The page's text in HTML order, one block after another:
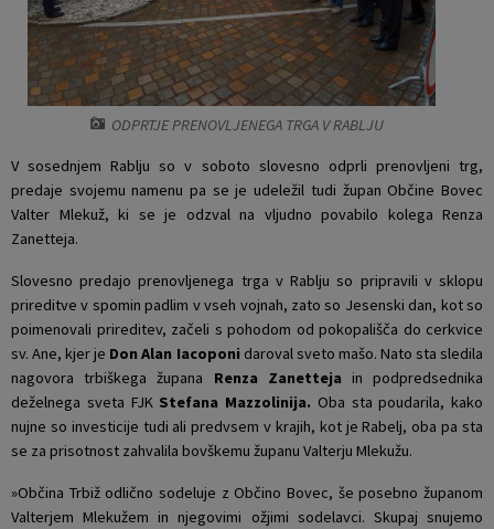
ODPRTJE PRENOVLJENEGA TRGA V RABLJU
V sosednjem Rablju so v soboto slovesno odprli prenovljeni trg,
predaje svojemu namenu pa se je udeležil tudi župan Občine Bovec
Valter Mlekuž, ki se je odzval na vljudno povabilo kolega Renza
Zanetteja.
Slovesno predajo prenovljenega trga v Rablju so pripravili v sklopu
prireditve v spomin padlim v vseh vojnah, zato so Jesenski dan, kot so
poimenovali prireditev, začeli s pohodom od pokopališča do cerkvice
sv. Ane, kjer je Don Alan Iacoponi daroval sveto mašo. Nato sta sledila
nagovora trbiškega župana Renza Zanetteja in podpredsednika
deželnega sveta FJK Stefana Mazzolinija. Oba sta poudarila, kako
nujne so investicije tudi ali predvsem v krajih, kot je Rabelj, oba pa sta
se za prisotnost zahvalila bovškemu županu Valterju Mlekužu.
»Občina Trbiž odlično sodeluje z Občino Bovec, še posebno županom
Valterjem Mlekužem in njegovimi ožjimi sodelavci. Skupaj snujemo
Krajevne skupnosti
Naselja v občini
Organigram
Varstvo osebnih podatkov
Temeljni akti občine
Strateški dokumenti
Katalog informacij javnega značaja
Projekti in investicije
Prostorski akti občine
Občinski časopis
Proračun občine
Lokalne volitve
Gosp. javne službe
Osmrtnice iz regije